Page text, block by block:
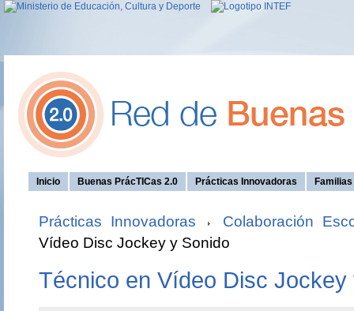
Inicio Buenas PrácTICas 2.0 Prácticas Innovadoras
Prácticas Innovadoras
Colaboración
Vídeo Disc Jockey y Sonido
Técnico en Vídeo Disc Jockey